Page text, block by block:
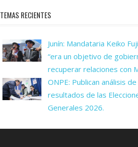
TEMAS RECIENTES
Junín: Mandataria Keiko
“era un objetivo de
recuperar relaciones con
ONPE: Publican análisis de
resultados de las
Generales 2026.